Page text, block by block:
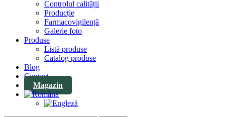
Controlul calității
Producție
Farmacovigilență
Galerie foto
Produse
Listă produse
Catalog produse
Blog
Contact
Magazin